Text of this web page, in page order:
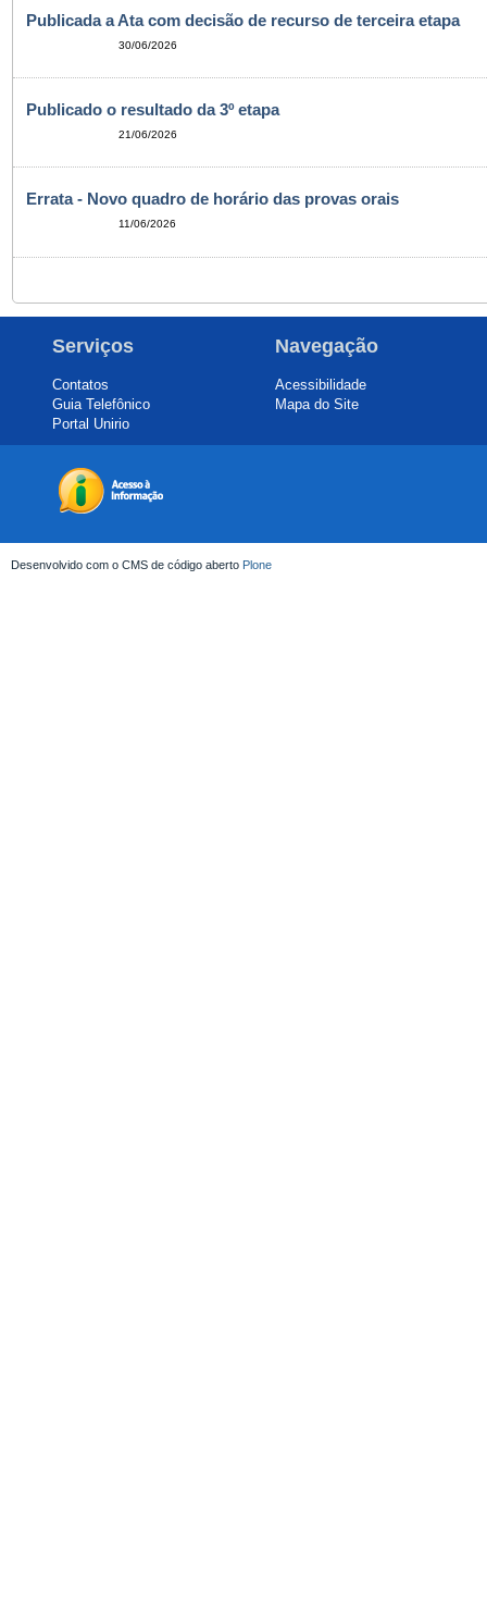
Publicada a Ata com decisão de recurso de terceira etapa
30/06/2026
Publicado o resultado da 3º etapa
21/06/2026
Errata - Novo quadro de horário das provas orais
11/06/2026
Serviços
Contatos
Guia Telefônico
Portal Unirio
Navegação
Acessibilidade
Mapa do Site
Desenvolvido com o CMS de código aberto Plone